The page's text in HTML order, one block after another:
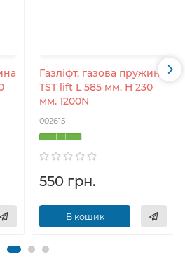
Газліфт, газова пружина
TST lift L 585 мм. H 230
мм. 1200N
002615
550 грн.
В кошик